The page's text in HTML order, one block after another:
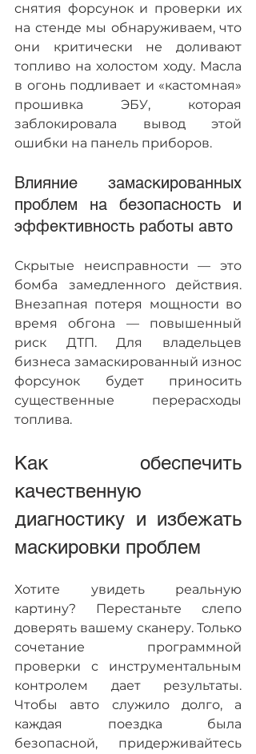
снятия форсунок и проверки их
на стенде мы обнаруживаем, что
они критически не доливают
топливо на холостом ходу. Масла
в огонь подливает и «кастомная»
прошивка ЭБУ, которая
заблокировала вывод этой
ошибки на панель приборов.
Влияние замаскированных
проблем на безопасность и
эффективность работы авто
Скрытые неисправности — это
бомба замедленного действия.
Внезапная потеря мощности во
время обгона — повышенный
риск ДТП. Для владельцев
бизнеса замаскированный износ
форсунок будет приносить
существенные перерасходы
топлива.
Как обеспечить
качественную
диагностику и избежать
маскировки проблем
Хотите увидеть реальную
картину? Перестаньте слепо
доверять вашему сканеру. Только
сочетание программной
проверки с инструментальным
контролем дает результаты.
Чтобы авто служило долго, а
каждая поездка была
безопасной, придерживайтесь